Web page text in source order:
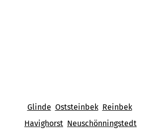
Glinde Oststeinbek Reinbek
Havighorst Neuschönningstedt